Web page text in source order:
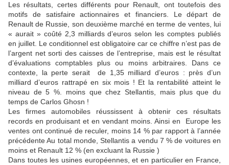
Les résultats, certes différents pour Renault, ont toutefois des
motifs de satisfaire actionnaires et financiers. Le départ de
Renault de Russie, son deuxième marché en terme de ventes, lui
« aurait » coûté 2,3 milliards d’euros selon les comptes publiés
en juillet. Le conditionnel est obligatoire car ce chiffre n’est pas de
l’argent net sorti des caisses de l’entreprise, mais est le résultat
d’évaluations comptables plus ou moins arbitraires. Dans ce
contexte, la perte serait de 1,35 milliard d’euros : près d’un
milliard d’euros rattrapé en six mois ! Et la rentabilité atteint le
niveau de 5 %. moins que chez Stellantis, mais plus que du
temps de Carlos Ghosn !
Les firmes automobiles réussissent à obtenir ces résultats
records en produisant et en vendant moins. Ainsi en Europe les
ventes ont continué de reculer, moins 14 % par rapport à l’année
précédente Au total monde, Stellantis a vendu 7 % de voitures en
moins et Renault 12 % (en excluant la Russie )
Dans toutes les usines européennes, et en particulier en France,